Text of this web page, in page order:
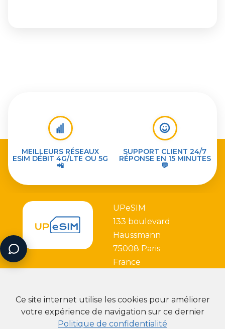
Ce site internet utilise les cookies pour améliorer
votre expérience de navigation sur ce dernier
Politique de confidentialité
MEILLEURS RÉSEAUX
ESIM DÉBIT 4G/LTE OU 5G
📲
SUPPORT CLIENT 24/7
RÉPONSE EN 15 MINUTES
💬
UPeSIM
133 boulevard
Haussmann
75008 Paris
France